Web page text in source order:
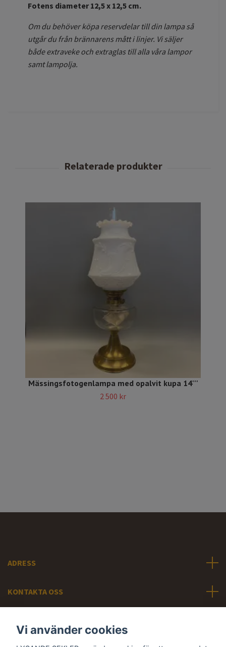
Fotens diameter 12,5 x 12,5 cm.
Om du behöver köpa reservdelar till din lampa så
utgår du från brännarens mått i linjer. Vi säljer
både extraveke och extraglas till alla våra lampor
samt lampolja.
Mässingsfotogenlampa med opalvit kupa 14'''
2 500 kr
ADRESS
KONTAKTA OSS
Vi använder cookies